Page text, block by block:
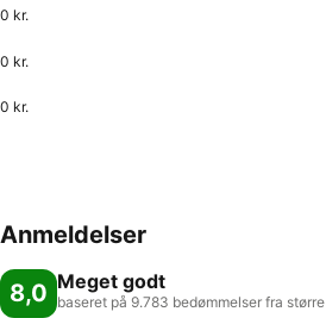
0 kr.
0 kr.
0 kr.
Anmeldelser
8,0 Meget godt
baseret på 9.783 bedømmelser fra større